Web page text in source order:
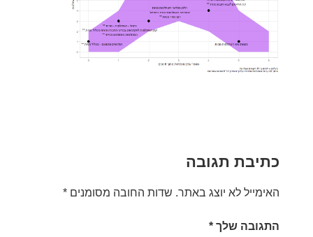
כתיבת תגובה
האימייל לא יוצג באתר. שדות החובה מסומנים *
התגובה שלך *